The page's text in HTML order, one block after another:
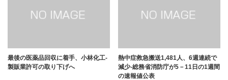
最後の医薬品回収に着手、小林化工-
製販業許可の取り下げへ
熱中症救急搬送1,481人、6週連続で
減少-総務省消防庁が5－11日の1週間
の速報値公表